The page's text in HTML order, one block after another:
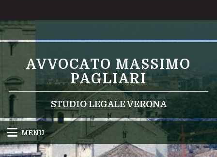
AVVOCATO MASSIMO
PAGLIARI
STUDIO LEGALE VERONA
MENU